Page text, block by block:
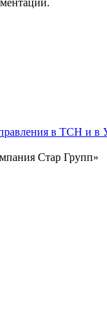
в ТСН и в
Стар Групп»